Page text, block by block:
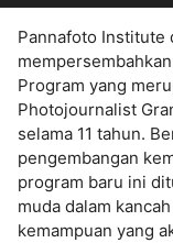
Pannafoto Institute
Program yang
Photojournalist
selama 11 tahun.
pengembangan
program baru ini
muda dalam
kemampuan yang